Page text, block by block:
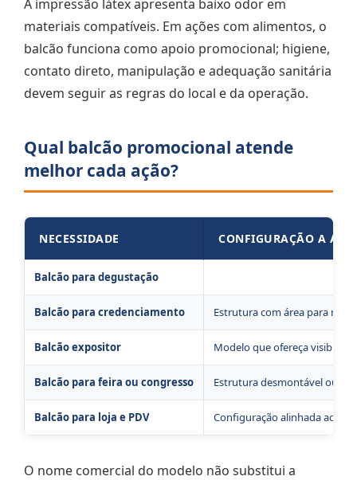
A impressão látex apresenta baixo odor em
materiais compatíveis. Em ações com alimentos, o
balcão funciona como apoio promocional; higiene,
contato direto, manipulação e adequação sanitária
devem seguir as regras do local e da operação.
Qual balcão promocional atende
melhor cada ação?
NECESSIDADE CONFIGURAÇÃO A
Balcão para degustação
Balcão para credenciamento Estrutura com área para
Balcão expositor Modelo que ofereça
Balcão para feira ou congresso Estrutura desmontável ou
Balcão para loja e PDV Configuração alinhada ao
O nome comercial do modelo não substitui a